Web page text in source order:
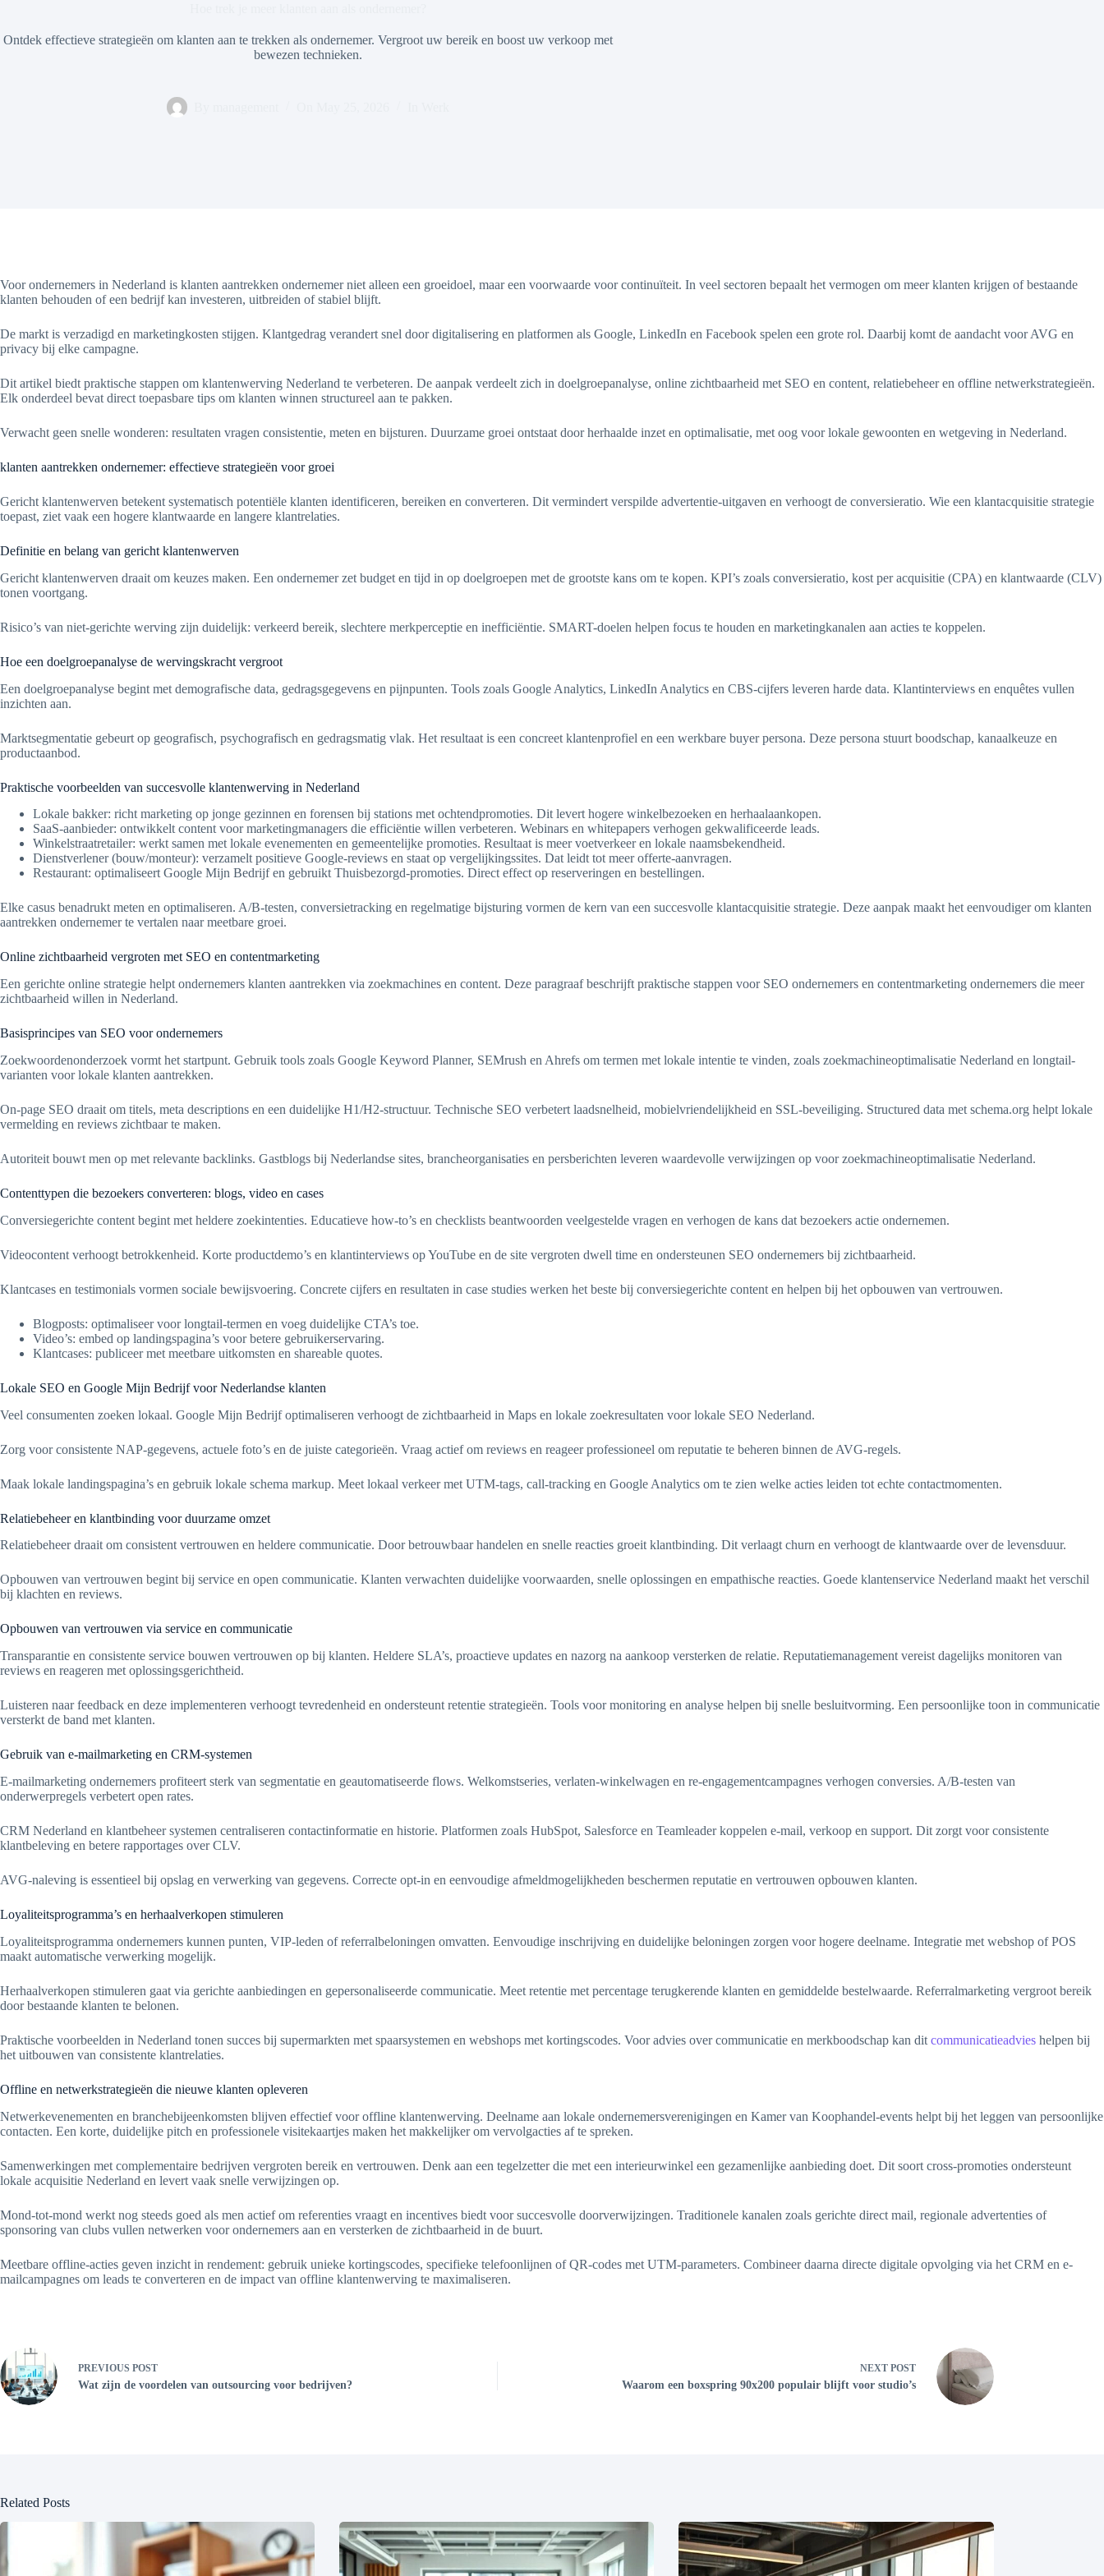
Ontdek effectieve strategieën om klanten aan te trekken als ondernemer. Vergroot uw bereik en boost uw verkoop met
bewezen technieken.
Voor ondernemers in Nederland is klanten aantrekken ondernemer niet alleen een groeidoel, maar een voorwaarde voor continuïteit. In veel sectoren bepaalt het vermogen om meer klanten krijgen of bestaande
klanten behouden of een bedrijf kan investeren, uitbreiden of stabiel blijft.
De markt is verzadigd en marketingkosten stijgen. Klantgedrag verandert snel door digitalisering en platformen als Google, LinkedIn en Facebook spelen een grote rol. Daarbij komt de aandacht voor AVG en
privacy bij elke campagne.
Dit artikel biedt praktische stappen om klantenwerving Nederland te verbeteren. De aanpak verdeelt zich in doelgroepanalyse, online zichtbaarheid met SEO en content, relatiebeheer en offline netwerkstrategieën.
Elk onderdeel bevat direct toepasbare tips om klanten winnen structureel aan te pakken.
Verwacht geen snelle wonderen: resultaten vragen consistentie, meten en bijsturen. Duurzame groei ontstaat door herhaalde inzet en optimalisatie, met oog voor lokale gewoonten en wetgeving in Nederland.
klanten aantrekken ondernemer: effectieve strategieën voor groei
Gericht klantenwerven betekent systematisch potentiële klanten identificeren, bereiken en converteren. Dit vermindert verspilde advertentie-uitgaven en verhoogt de conversieratio. Wie een klantacquisitie strategie
toepast, ziet vaak een hogere klantwaarde en langere klantrelaties.
Definitie en belang van gericht klantenwerven
Gericht klantenwerven draait om keuzes maken. Een ondernemer zet budget en tijd in op doelgroepen met de grootste kans om te kopen. KPI’s zoals conversieratio, kost per acquisitie (CPA) en klantwaarde (CLV)
tonen voortgang.
Risico’s van niet-gerichte werving zijn duidelijk: verkeerd bereik, slechtere merkperceptie en inefficiëntie. SMART-doelen helpen focus te houden en marketingkanalen aan acties te koppelen.
Hoe een doelgroepanalyse de wervingskracht vergroot
Een doelgroepanalyse begint met demografische data, gedragsgegevens en pijnpunten. Tools zoals Google Analytics, LinkedIn Analytics en CBS-cijfers leveren harde data. Klantinterviews en enquêtes vullen
inzichten aan.
Marktsegmentatie gebeurt op geografisch, psychografisch en gedragsmatig vlak. Het resultaat is een concreet klantenprofiel en een werkbare buyer persona. Deze persona stuurt boodschap, kanaalkeuze en
productaanbod.
Praktische voorbeelden van succesvolle klantenwerving in Nederland
Lokale bakker: richt marketing op jonge gezinnen en forensen bij stations met ochtendpromoties. Dit levert hogere winkelbezoeken en herhaalaankopen.
SaaS-aanbieder: ontwikkelt content voor marketingmanagers die efficiëntie willen verbeteren. Webinars en whitepapers verhogen gekwalificeerde leads.
Winkelstraatretailer: werkt samen met lokale evenementen en gemeentelijke promoties. Resultaat is meer voetverkeer en lokale naamsbekendheid.
Dienstverlener (bouw/monteur): verzamelt positieve Google-reviews en staat op vergelijkingssites. Dat leidt tot meer offerte-aanvragen.
Restaurant: optimaliseert Google Mijn Bedrijf en gebruikt Thuisbezorgd-promoties. Direct effect op reserveringen en bestellingen.
Elke casus benadrukt meten en optimaliseren. A/B-testen, conversietracking en regelmatige bijsturing vormen de kern van een succesvolle klantacquisitie strategie. Deze aanpak maakt het eenvoudiger om klanten
aantrekken ondernemer te vertalen naar meetbare groei.
Online zichtbaarheid vergroten met SEO en contentmarketing
Een gerichte online strategie helpt ondernemers klanten aantrekken via zoekmachines en content. Deze paragraaf beschrijft praktische stappen voor SEO ondernemers en contentmarketing ondernemers die meer
zichtbaarheid willen in Nederland.
Basisprincipes van SEO voor ondernemers
Zoekwoordenonderzoek vormt het startpunt. Gebruik tools zoals Google Keyword Planner, SEMrush en Ahrefs om termen met lokale intentie te vinden, zoals zoekmachineoptimalisatie Nederland en longtail-
varianten voor lokale klanten aantrekken.
On-page SEO draait om titels, meta descriptions en een duidelijke H1/H2-structuur. Technische SEO verbetert laadsnelheid, mobielvriendelijkheid en SSL-beveiliging. Structured data met schema.org helpt lokale
vermelding en reviews zichtbaar te maken.
Autoriteit bouwt men op met relevante backlinks. Gastblogs bij Nederlandse sites, brancheorganisaties en persberichten leveren waardevolle verwijzingen op voor zoekmachineoptimalisatie Nederland.
Contenttypen die bezoekers converteren: blogs, video en cases
Conversiegerichte content begint met heldere zoekintenties. Educatieve how-to’s en checklists beantwoorden veelgestelde vragen en verhogen de kans dat bezoekers actie ondernemen.
Videocontent verhoogt betrokkenheid. Korte productdemo’s en klantinterviews op YouTube en de site vergroten dwell time en ondersteunen SEO ondernemers bij zichtbaarheid.
Klantcases en testimonials vormen sociale bewijsvoering. Concrete cijfers en resultaten in case studies werken het beste bij conversiegerichte content en helpen bij het opbouwen van vertrouwen.
Blogposts: optimaliseer voor longtail-termen en voeg duidelijke CTA’s toe.
Video’s: embed op landingspagina’s voor betere gebruikerservaring.
Klantcases: publiceer met meetbare uitkomsten en shareable quotes.
Lokale SEO en Google Mijn Bedrijf voor Nederlandse klanten
Veel consumenten zoeken lokaal. Google Mijn Bedrijf optimaliseren verhoogt de zichtbaarheid in Maps en lokale zoekresultaten voor lokale SEO Nederland.
Zorg voor consistente NAP-gegevens, actuele foto’s en de juiste categorieën. Vraag actief om reviews en reageer professioneel om reputatie te beheren binnen de AVG-regels.
Maak lokale landingspagina’s en gebruik lokale schema markup. Meet lokaal verkeer met UTM-tags, call-tracking en Google Analytics om te zien welke acties leiden tot echte contactmomenten.
Relatiebeheer en klantbinding voor duurzame omzet
Relatiebeheer draait om consistent vertrouwen en heldere communicatie. Door betrouwbaar handelen en snelle reacties groeit klantbinding. Dit verlaagt churn en verhoogt de klantwaarde over de levensduur.
Opbouwen van vertrouwen begint bij service en open communicatie. Klanten verwachten duidelijke voorwaarden, snelle oplossingen en empathische reacties. Goede klantenservice Nederland maakt het verschil
bij klachten en reviews.
Opbouwen van vertrouwen via service en communicatie
Transparantie en consistente service bouwen vertrouwen op bij klanten. Heldere SLA’s, proactieve updates en nazorg na aankoop versterken de relatie. Reputatiemanagement vereist dagelijks monitoren van
reviews en reageren met oplossingsgerichtheid.
Luisteren naar feedback en deze implementeren verhoogt tevredenheid en ondersteunt retentie strategieën. Tools voor monitoring en analyse helpen bij snelle besluitvorming. Een persoonlijke toon in communicatie
versterkt de band met klanten.
Gebruik van e-mailmarketing en CRM-systemen
E-mailmarketing ondernemers profiteert sterk van segmentatie en geautomatiseerde flows. Welkomstseries, verlaten-winkelwagen en re-engagementcampagnes verhogen conversies. A/B-testen van
onderwerpregels verbetert open rates.
CRM Nederland en klantbeheer systemen centraliseren contactinformatie en historie. Platformen zoals HubSpot, Salesforce en Teamleader koppelen e-mail, verkoop en support. Dit zorgt voor consistente
klantbeleving en betere rapportages over CLV.
AVG-naleving is essentieel bij opslag en verwerking van gegevens. Correcte opt-in en eenvoudige afmeldmogelijkheden beschermen reputatie en vertrouwen opbouwen klanten.
Loyaliteitsprogramma’s en herhaalverkopen stimuleren
Loyaliteitsprogramma ondernemers kunnen punten, VIP-leden of referralbeloningen omvatten. Eenvoudige inschrijving en duidelijke beloningen zorgen voor hogere deelname. Integratie met webshop of POS
maakt automatische verwerking mogelijk.
Herhaalverkopen stimuleren gaat via gerichte aanbiedingen en gepersonaliseerde communicatie. Meet retentie met percentage terugkerende klanten en gemiddelde bestelwaarde. Referralmarketing vergroot bereik
door bestaande klanten te belonen.
Praktische voorbeelden in Nederland tonen succes bij supermarkten met spaarsystemen en webshops met kortingscodes. Voor advies over communicatie en merkboodschap kan dit communicatieadvies helpen bij
het uitbouwen van consistente klantrelaties.
Offline en netwerkstrategieën die nieuwe klanten opleveren
Netwerkevenementen en branchebijeenkomsten blijven effectief voor offline klantenwerving. Deelname aan lokale ondernemersverenigingen en Kamer van Koophandel-events helpt bij het leggen van persoonlijke
contacten. Een korte, duidelijke pitch en professionele visitekaartjes maken het makkelijker om vervolgacties af te spreken.
Samenwerkingen met complementaire bedrijven vergroten bereik en vertrouwen. Denk aan een tegelzetter die met een interieurwinkel een gezamenlijke aanbieding doet. Dit soort cross-promoties ondersteunt
lokale acquisitie Nederland en levert vaak snelle verwijzingen op.
Mond-tot-mond werkt nog steeds goed als men actief om referenties vraagt en incentives biedt voor succesvolle doorverwijzingen. Traditionele kanalen zoals gerichte direct mail, regionale advertenties of
sponsoring van clubs vullen netwerken voor ondernemers aan en versterken de zichtbaarheid in de buurt.
Meetbare offline-acties geven inzicht in rendement: gebruik unieke kortingscodes, specifieke telefoonlijnen of QR-codes met UTM-parameters. Combineer daarna directe digitale opvolging via het CRM en e-
mailcampagnes om leads te converteren en de impact van offline klantenwerving te maximaliseren.
PREVIOUS POST
Wat zijn de voordelen van outsourcing voor bedrijven?
NEXT POST
Waarom een boxspring 90x200 populair blijft voor studio’s
Related Posts